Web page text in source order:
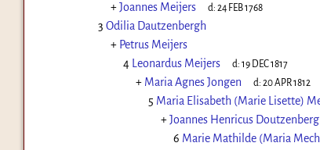
+Joannes Meijers d: 24 FEB 1768
3 Odilia Dautzenbergh
+ Petrus Meijers
4
Leonardus Meijers d: 19 DEC 1817
+ Maria Agnes Jongen d: 20 APR 1812
5 Maria Elisabeth (Marie Lisette)
+Joannes Henricus Doutzenberg
6 Marie Mathilde (Maria